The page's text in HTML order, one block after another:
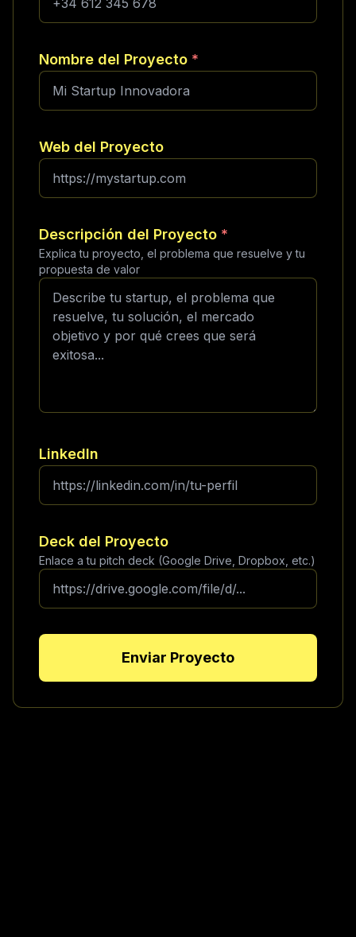
Nombre del Proyecto *
Web del Proyecto
Descripción del Proyecto *
Explica tu proyecto, el problema que resuelve y tu
propuesta de valor
LinkedIn
Deck del Proyecto
Enlace a tu pitch deck (Google Drive, Dropbox, etc.)
Enviar Proyecto